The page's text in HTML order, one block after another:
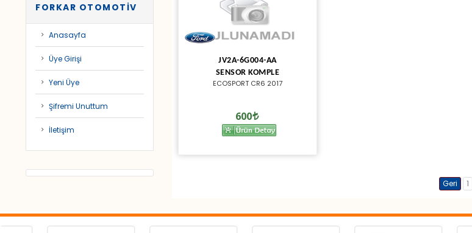
FORKAR OTOMOTİV
Anasayfa
Üye Girişi
Yeni Üye
Şifremi Unuttum
İletişim
JV2A-6G004-AA
SENSOR KOMPLE
ECOSPORT CR6 2017
600
Geri 1